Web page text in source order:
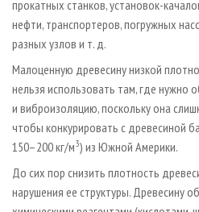
прокатных станков, установок-
нефти, транспортеров, погружных
разных узлов и т. д.
Малоценную древесину низкой
нельзя использовать там, где нужно
и виброизоляцию, поскольку она
чтобы конкурировать с древесиной
150–200 кг/м3) из Южной Америки.
До сих пор снизить плотность
нарушения ее структуры. Древесину